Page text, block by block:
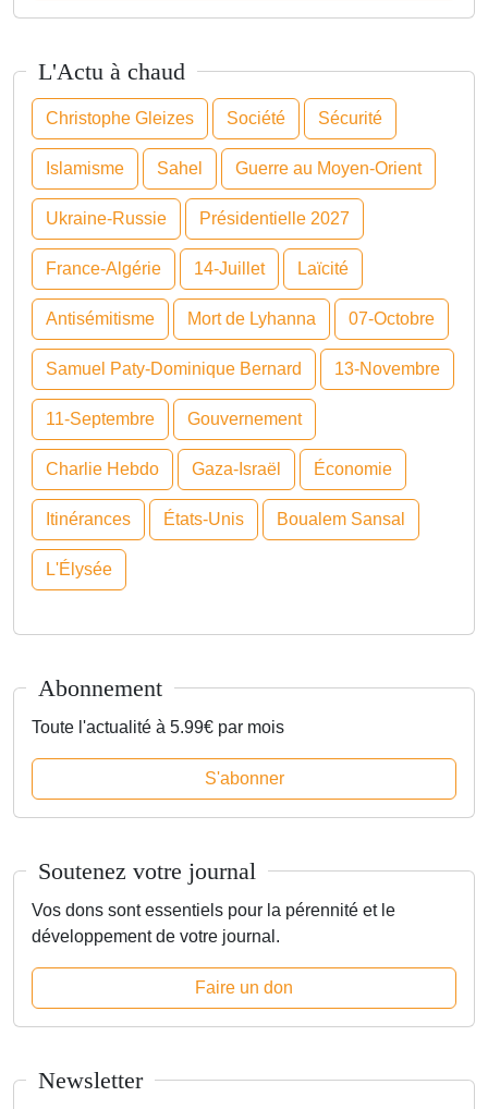
L'Actu à chaud
Christophe Gleizes Société Sécurité
Islamisme Sahel Guerre au Moyen-Orient
Ukraine-Russie Présidentielle 2027
France-Algérie 14-Juillet Laïcité
Antisémitisme Mort de Lyhanna 07-Octobre
Samuel Paty-Dominique Bernard 13-Novembre
11-Septembre Gouvernement
Charlie Hebdo Gaza-Israël Économie
Itinérances États-Unis Boualem Sansal
L'Élysée
Abonnement
Toute l'actualité à 5.99€ par mois
S'abonner
Soutenez votre journal
Vos dons sont essentiels pour la pérennité et le
développement de votre journal.
Faire un don
Newsletter